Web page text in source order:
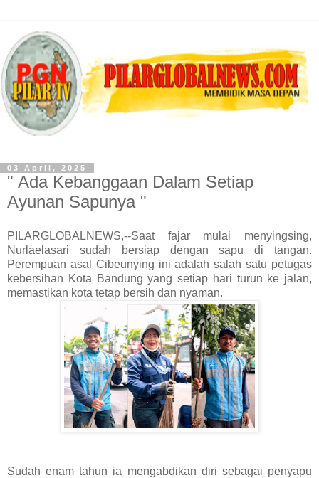
03 April, 2025
" Ada Kebanggaan Dalam Setiap
Ayunan Sapunya "
PILARGLOBALNEWS,--Saat fajar mulai menyingsing,
Nurlaelasari sudah bersiap dengan sapu di tangan.
Perempuan asal Cibeunying ini adalah salah satu petugas
kebersihan Kota Bandung yang setiap hari turun ke jalan,
memastikan kota tetap bersih dan nyaman.
Sudah enam tahun ia mengabdikan diri sebagai penyapu